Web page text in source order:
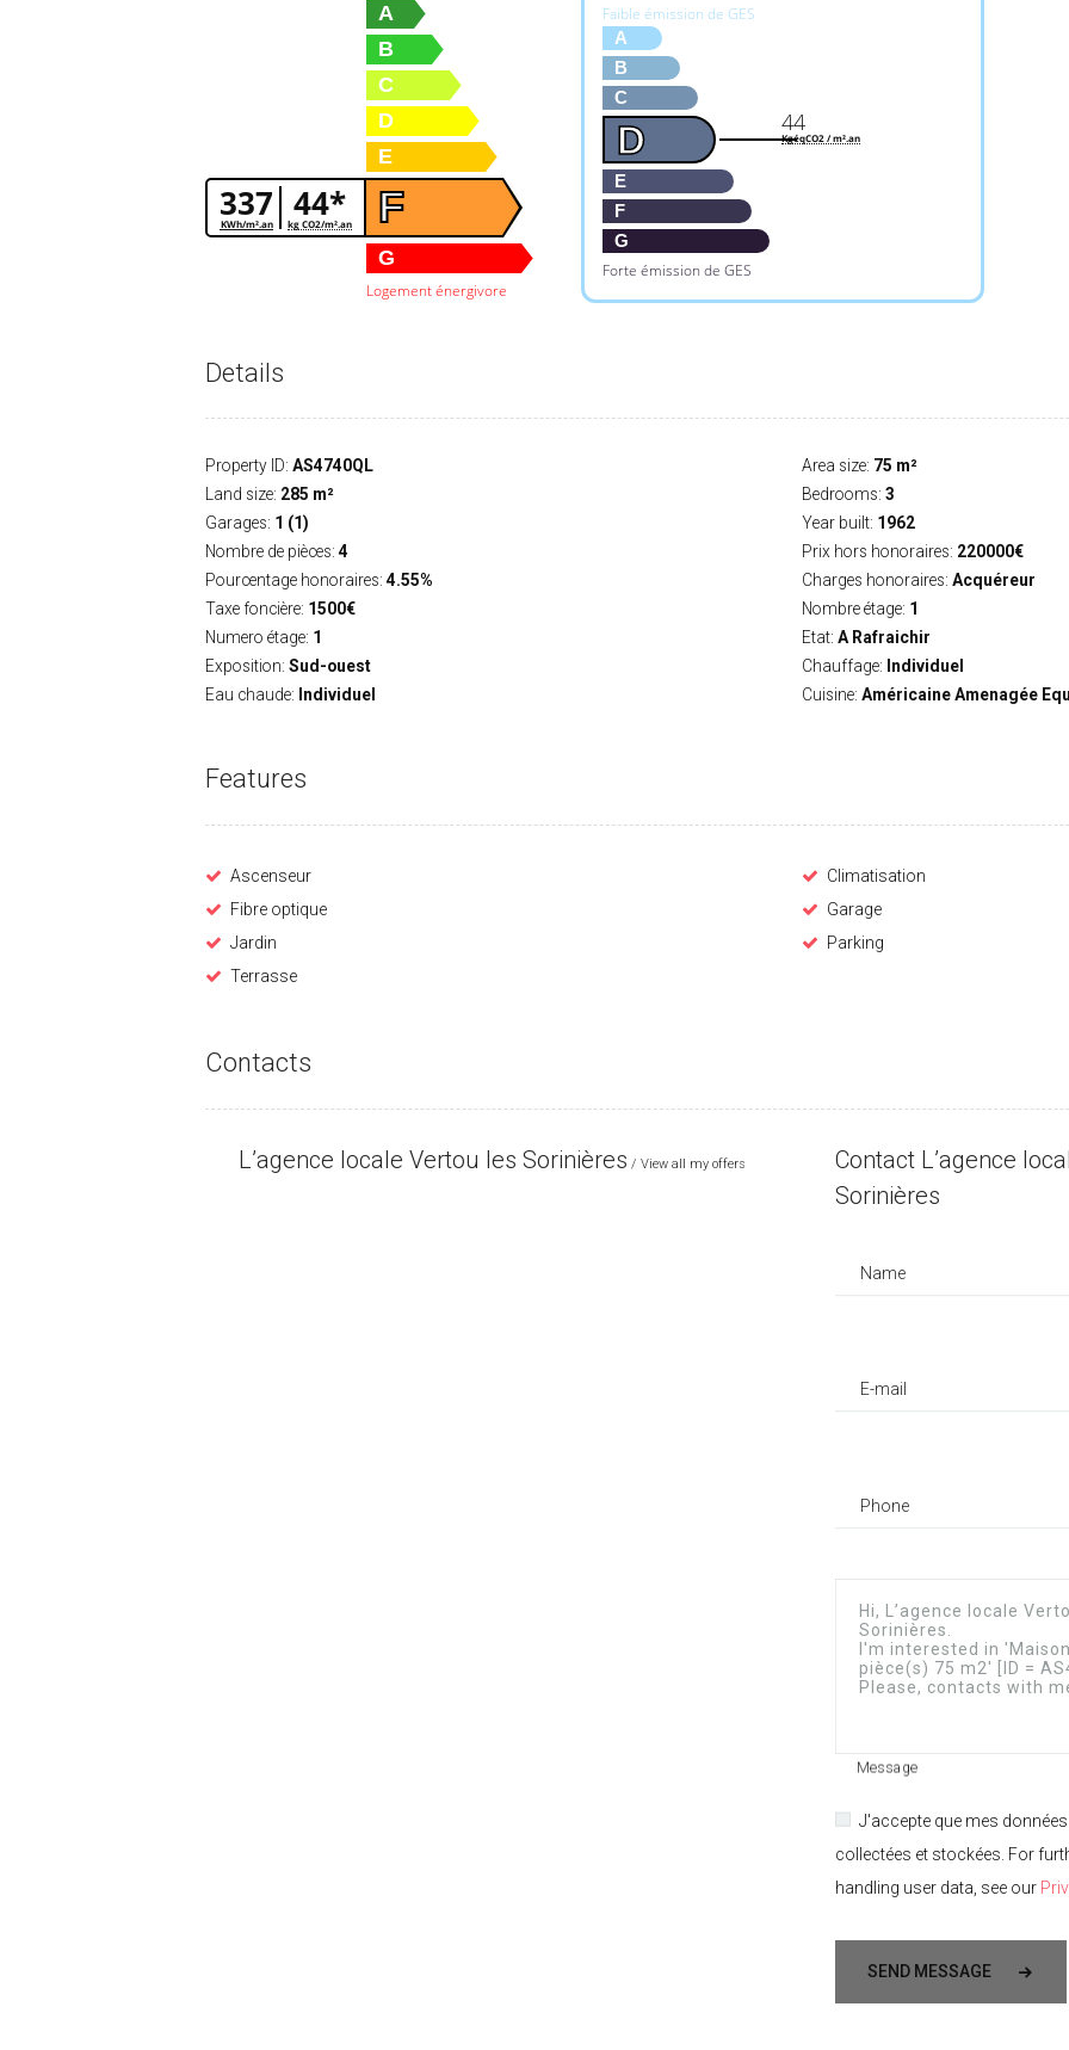
337
KWh/m².an 44*
kg CO2/m².an
A
B
C
D
E
F
G
Logement énergivore
Faible émission de GES
A
B
C
D
E
F
G
Forte émission de GES
44
KgéqCO2 / m².an
Details
Property ID: AS4740QL Area size: 75 m²
Land size: 285 m² Bedrooms: 3
Garages: 1 (1) Year built: 1962
Nombre de pièces: 4 Prix hors honoraires: 220000€
Pourcentage honoraires: 4.55% Charges honoraires: Acquéreur
Taxe foncière: 1500€ Nombre étage: 1
Numero étage: 1 Etat: A Rafraichir
Exposition: Sud-ouest Chauffage: Individuel
Eau chaude: Individuel Cuisine: Américaine Amenagée
Features
Ascenseur
Climatisation
Fibre optique
Garage
Jardin
Parking
Terrasse
Contacts
L’agence locale Vertou les Sorinières View all my offers
Contact L’agence
Sorinières
Name
E-mail
Phone
Message
J'accepte que mes
collectées et stockées. For
handling user data, see our
SEND MESSAGE